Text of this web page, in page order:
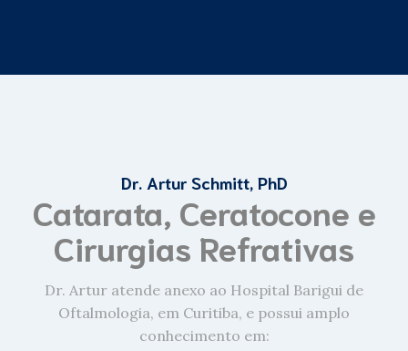
Dr. Artur Schmitt, PhD
Catarata, Ceratocone e
Cirurgias Refrativas
Dr. Artur atende anexo ao Hospital Barigui de
Oftalmologia, em Curitiba, e possui amplo
conhecimento em: